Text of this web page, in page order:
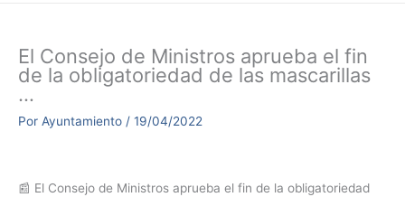
El Consejo de Ministros aprueba el fin
de la obligatoriedad de las mascarillas
…
Por Ayuntamiento / 19/04/2022
📰 El Consejo de Ministros aprueba el fin de la obligatoriedad